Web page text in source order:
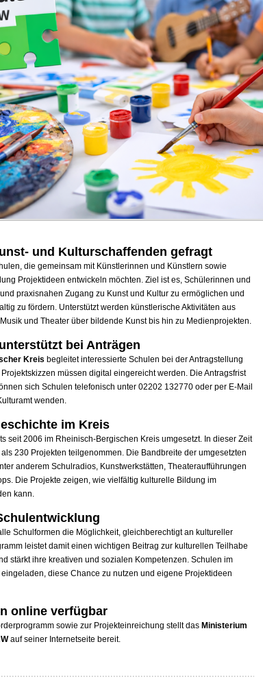
und Kulturschaffenden gefragt
die gemeinsam mit Künstlerinnen und Künstlern sowie
Projektideen entwickeln möchten. Ziel ist es, Schülerinnen und
praxisnahen Zugang zu Kunst und Kultur zu ermöglichen und
zu fördern. Unterstützt werden künstlerische Aktivitäten aus
und Theater über bildende Kunst bis hin zu Medienprojekten.
bei Anträgen
Kreis begleitet interessierte Schulen bei der Antragstellung
müssen digital eingereicht werden. Die Antragsfrist
sich Schulen telefonisch unter 02202 132770 oder per E-Mail
wenden.
im Kreis
seit 2006 im Rheinisch-Bergischen Kreis umgesetzt. In dieser Zeit
230 Projekten teilgenommen. Die Bandbreite der umgesetzten
anderem Schulradios, Kunstwerkstätten, Theateraufführungen
Die Projekte zeigen, wie vielfältig kulturelle Bildung im
kann.
Schulformen die Möglichkeit, gleichberechtigt an kultureller
leistet damit einen wichtigen Beitrag zur kulturellen Teilhabe
stärkt ihre kreativen und sozialen Kompetenzen. Schulen im
diese Chance zu nutzen und eigene Projektideen
online verfügbar
sowie zur Projekteinreichung stellt das Ministerium
auf seiner Internetseite bereit.